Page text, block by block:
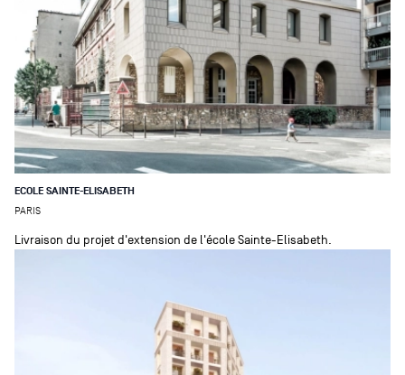
ECOLE SAINTE-ELISABETH
PARIS
Livraison du projet d'extension de l'école Sainte-Elisabeth.